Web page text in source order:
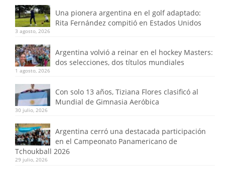
Una pionera argentina en el golf adaptado:
Rita Fernández compitió en Estados Unidos
3 agosto, 2026
Argentina volvió a reinar en el hockey Masters:
dos selecciones, dos títulos mundiales
1 agosto, 2026
Con solo 13 años, Tiziana Flores clasificó al
Mundial de Gimnasia Aeróbica
30 julio, 2026
Argentina cerró una destacada participación
en el Campeonato Panamericano de
Tchoukball 2026
29 julio, 2026